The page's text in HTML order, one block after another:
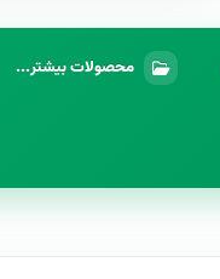
محصولات بیشتر...